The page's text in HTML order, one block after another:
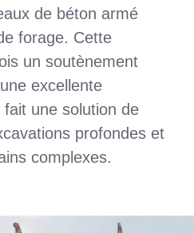
de béton armé
forage. Cette
un soutènement
excellente
une solution de
profondes et
complexes.